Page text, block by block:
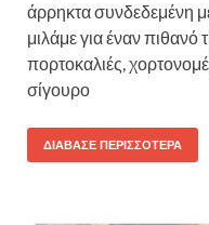
άρρηκτα συνδεδεμένη
μιλάμε για έναν
πορτοκαλιές,
σίγουρο
ΔΙΆΒΑΣΕ ΠΕΡΙΣΣΌΤΕΡΑ